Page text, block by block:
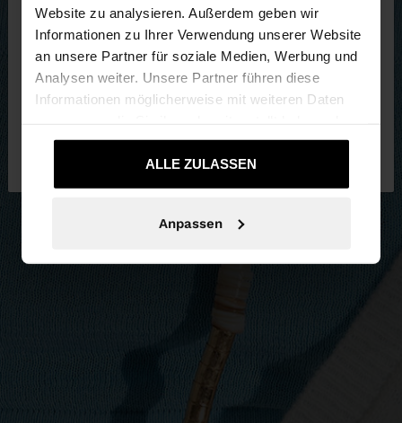
Website zu analysieren. Außerdem geben wir
Informationen zu Ihrer Verwendung unserer Website
an unsere Partner für soziale Medien, Werbung und
Analysen weiter. Unsere Partner führen diese
Informationen möglicherweise mit weiteren Daten
die sie im Rahmen Ihrer Nutzung der Dienste
gesammelt haben.ALLE ZULASSEN
Anpassen
Sie greifen von Luxembourg auf die Website zu.
Möchten Sie unsere United States Website
Luxembourg
Ja, bringen Sie mich
zu United States